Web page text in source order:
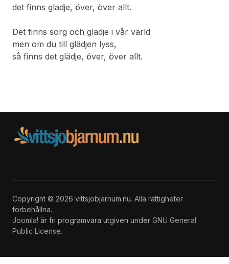
det finns glädje, över, över allt.
Det finns sorg och glädje i vår värld
men om du till glädjen lyss,
så finns det glädje, över, över allt.
Copyright © 2026 vittsjobjarnum.nu. Alla rättigheter
förbehållna.
Joomla! är fri programvara utgiven under GNU General
Public License.